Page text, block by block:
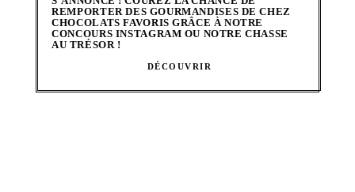
REMPORTER DES GOURMANDISES DE CHEZ
CHOCOLATS FAVORIS GRÂCE À NOTRE
CONCOURS INSTAGRAM OU NOTRE CHASSE
AU TRÉSOR !
DÉCOUVRIR